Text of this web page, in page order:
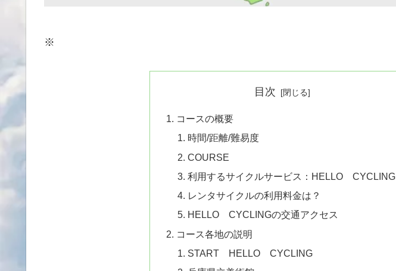
※
目次
コースの概要
時間/距離/難易度
COURSE
利用するサイクルサービス：HELLO CYCLING
レンタサイクルの利用料金は？
HELLO CYCLINGの交通アクセス
コース各地の説明
START HELLO CYCLING